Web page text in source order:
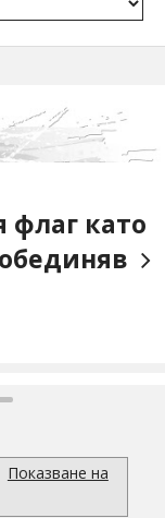
като
Показване на